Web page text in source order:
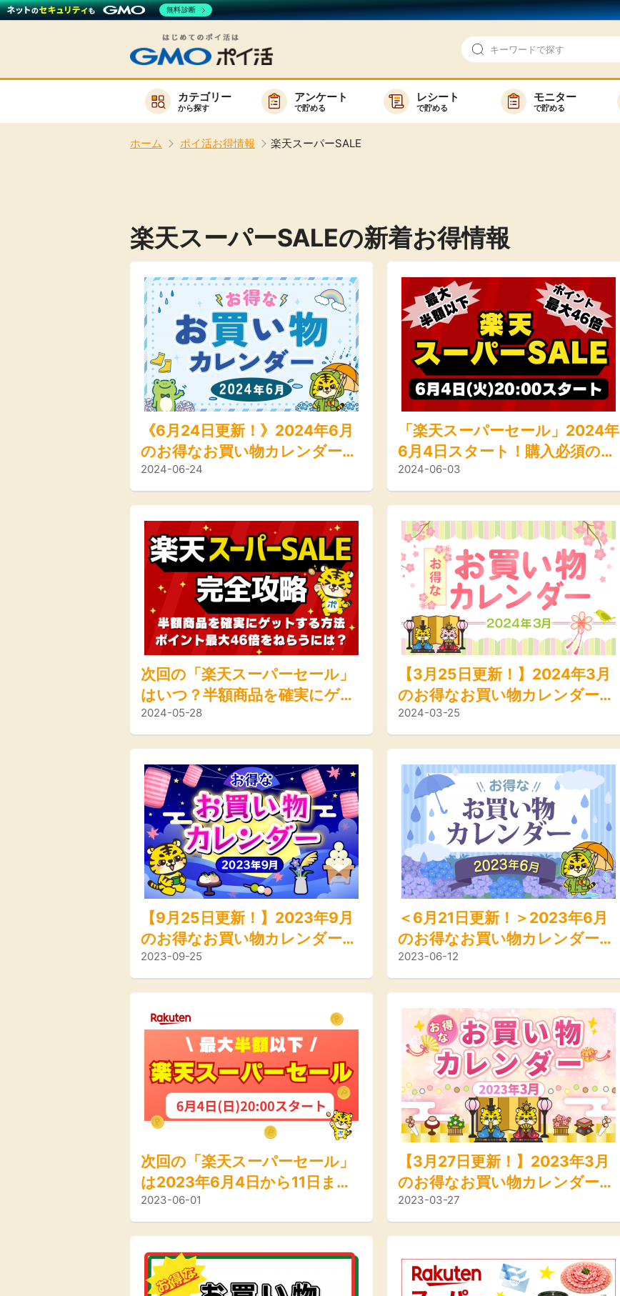
お知らせ
新着
無料
モニター
カテゴリー
から探す
アンケート
で貯める
レシート
で貯める
モニター
で貯める
ホーム ポイ活お得情報 楽天スーパーSALE
サービスから検索
楽天サービス一覧
Rakuten Fash
ion（楽天ファ
ッション）
購入額の3.5%P
楽天証券
340P
楽天ビューテ
ィ
購入額の0.7%P
楽天24
購入額の1%P
楽天トラベル
購入額の1%P
楽天ブックス
購入額の1%P
新着
ポイ活
お得情報
楽天スーパーSALEの新着お得情報
《6月24日更新！》2024年6月
のお得なお買い物カレンダー＜
キャンペーン、イベント、セー
ル情報＞
2024-06-24
「楽天スーパーセール」2024年
6月4日スタート！購入必須のア
イテムを一部公開
2024-06-03
次回の「楽天スーパーセール」
はいつ？半額商品を確実にゲッ
トする方法やポイント最大46倍
ねらう方法など完全攻略！
2024-05-28
【3月25日更新！】2024年3月
のお得なお買い物カレンダー＜
キャンペーン、イベント、セー
ル情報＞
2024-03-25
【9月25日更新！】2023年9月
のお得なお買い物カレンダー＜
キャンペーン、イベント、セー
ル情報＞
2023-09-25
＜6月21日更新！＞2023年6月
のお得なお買い物カレンダー＜
キャンペーン、イベント、セー
ル情報＞
2023-06-12
次回の「楽天スーパーセール」
は2023年6月4日から11日ま
で！目玉商品は？
2023-06-01
【3月27日更新！】2023年3月
のお得なお買い物カレンダー＜
キャンペーン、イベント、セー
ル情報＞
2023-03-27
無料診断